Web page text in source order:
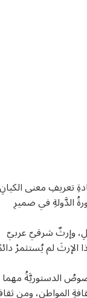
تعريفِ معنى الكيانِ
الدَّولةِ في ضميرِ
وإرثٌ شرقيّ عربيّ
الإرثَ لم يُستثمرْ
الدستوريَّةُ مهما
المواطنِ، ومن